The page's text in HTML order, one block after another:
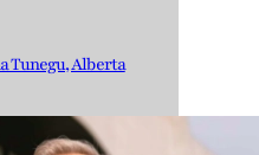
Tunegu, Alberta